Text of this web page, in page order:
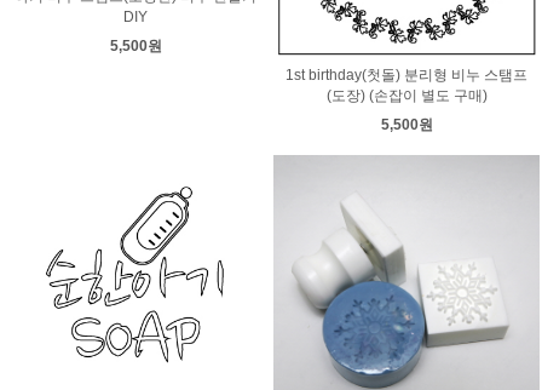
DIY
5,500원
1st birthday(첫돌) 분리형 비누 스탬프
(도장) (손잡이 별도 구매)
5,500원